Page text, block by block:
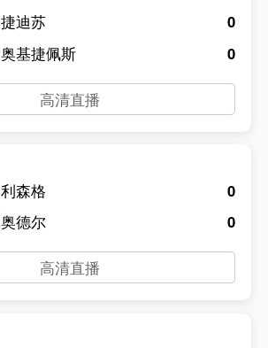
捷迪苏
奥基捷佩斯
0
0
高清直播
利森格
奥德尔
0
0
高清直播